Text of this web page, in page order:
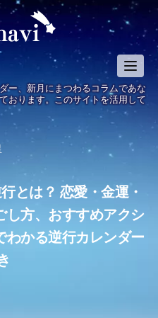
T
o
g
g
e
v
g
a
ー、新月にまつわるコラムであな
おります。このサイトを活用して
とは？ 恋愛・金運・
し方、おすすめアクシ
わかる逆行カレンダー